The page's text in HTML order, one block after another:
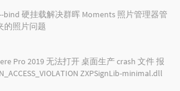
bind 硬挂载解决群晖 Moments 照片管理器管
的照片问题
Pro 2019 无法打开 桌面生产 crash 文件 报
ZXPSignLib-minimal.dll